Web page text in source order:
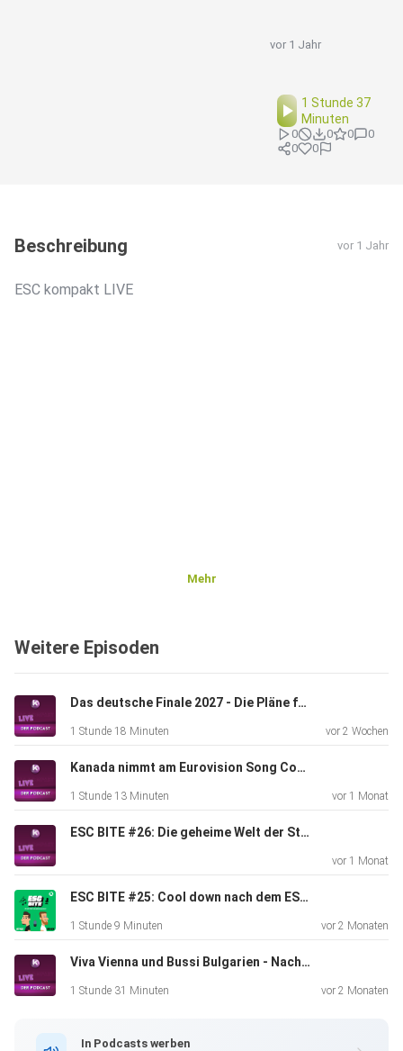
vor 1 Jahr
1 Stunde 37
Minuten
0 0 0
0
0
0
Beschreibung vor 1 Jahr
ESC kompakt LIVE
Mehr
Weitere Episoden
Das deutsche Finale 2027 - Die Pläne für den Vorentscheid zum Eurovision Song Contest
1 Stunde 18 Minuten vor 2 Wochen
Kanada nimmt am Eurovision Song Contest 2027 teil
1 Stunde 13 Minuten vor 1 Monat
ESC BITE #26: Die geheime Welt der Stagings beim Eurovision Song Contest (mit Kaleen)
vor 1 Monat
ESC BITE #25: Cool down nach dem ESC 2026 in Wien (Mit Max und Laureen)
1 Stunde 9 Minuten vor 2 Monaten
Viva Vienna und Bussi Bulgarien - Nach dem Eurovision Song Contest 2026 ist vor dem ESC 2027
1 Stunde 31 Minuten vor 2 Monaten
In Podcasts werben